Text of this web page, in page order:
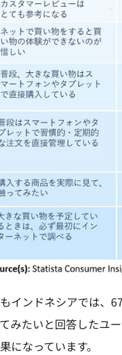
インドネシアでは、
みたいと回答したユ
になっています。